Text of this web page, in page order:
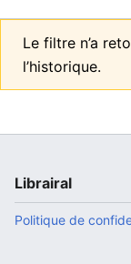
Le filtre n’a
l’historique.
Librairal
Politique de